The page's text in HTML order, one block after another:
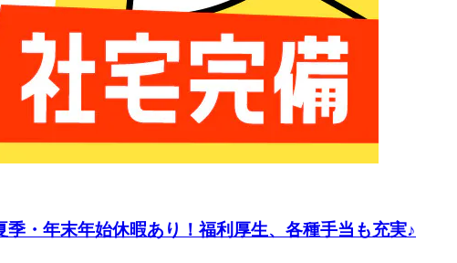
・年末年始休暇あり！福利厚生、各種手当も充実♪